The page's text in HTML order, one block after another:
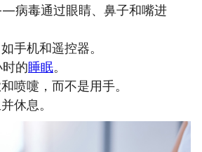
病毒通过眼睛、鼻子和嘴进
手机和遥控器。
的睡眠。
喷嚏，而不是用手。
休息。